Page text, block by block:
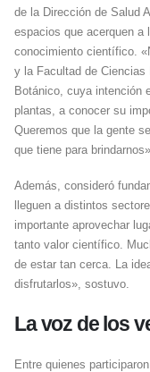
de la Dirección de Salud
espacios que acerquen a
conocimiento científico.
y la Facultad de
Botánico, cuya intención
plantas, a conocer su
Queremos que la gente
que tiene para
Además, consideró
lleguen a distintos
importante aprovechar
tanto valor científico.
de estar tan cerca. La
disfrutarlos», sostuvo.
La voz de los
Entre quienes